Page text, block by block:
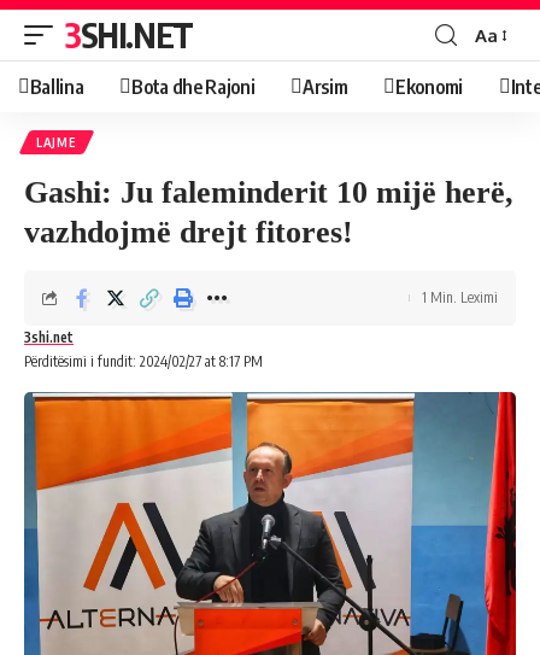
3SHI.NET Aa
Ballina Bota dhe Rajoni Arsim Ekonomi
LAJME
Gashi: Ju faleminderit 10 mijë herë,
vazhdojmë drejt fitores!
Përditësimi i fundit: 2024/02/27 at 8:17 PM
3shi.net
1 Min. Leximi